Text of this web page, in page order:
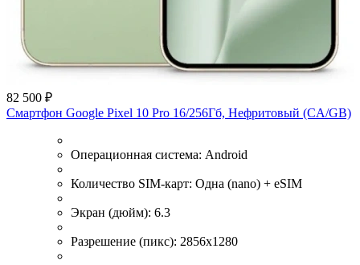
82 500 ₽
Смартфон Google Pixel 10 Pro 16/256Гб, Нефритовый (CA/GB)
Операционная система: Android
Количество SIM-карт: Одна (nano) + eSIM
Экран (дюйм): 6.3
Разрешение (пикс): 2856x1280